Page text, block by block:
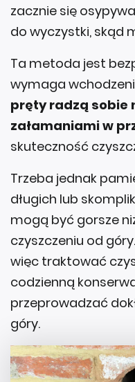
zacznie się
do wyczystki, skąd
Ta metoda jest
wymaga
pręty radzą sobie
załamaniami w
skuteczność
Trzeba jednak
długich lub
mogą być gorsze
czyszczeniu od
więc traktować
codzienną
przeprowadzać
góry.